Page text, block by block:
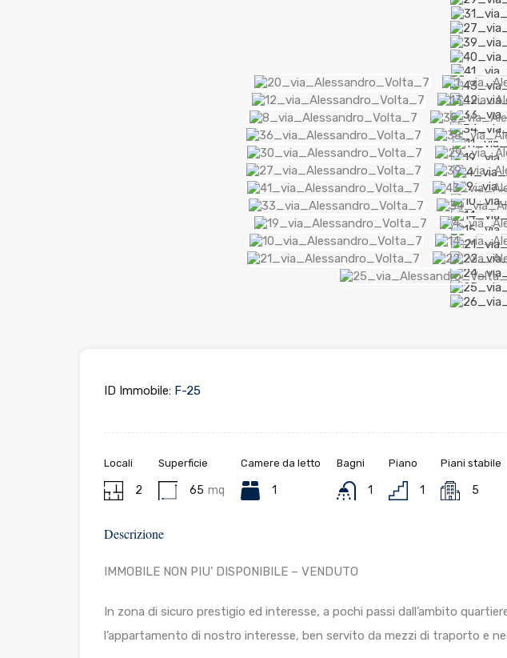
ID Immobile: F-25
Locali
2
Superficie
65 mq
Camere da letto
1
Bagni
1
Piano
1
Piani stabile
5
Descrizione
IMMOBILE NON PIU’ DISPONIBILE – VENDUTO
In zona di sicuro prestigio ed interesse, a pochi passi dall’ambito
l’appartamento di nostro interesse, ben servito da mezzi di traporto e